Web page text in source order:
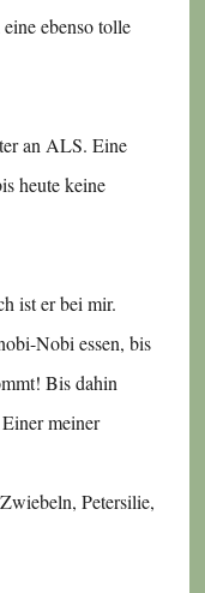
ebenso tolle
an ALS. Eine
heute keine
ist er bei mir.
Nobi essen, bis
Bis dahin
meiner
Petersilie,